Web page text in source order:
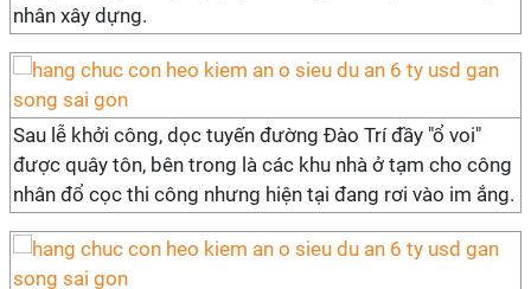
nhân xây dựng.
Sau lễ khởi công, dọc tuyến đường Đào Trí đầy "ổ voi"
được quây tôn, bên trong là các khu nhà ở tạm cho công
nhân đổ cọc thi công nhưng hiện tại đang rơi vào im ắng.